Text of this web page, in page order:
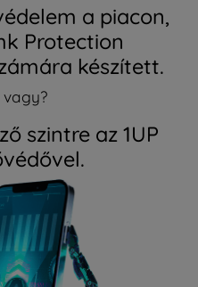
a piacon,
Protection
készített.
vagy?
szintre az 1UP